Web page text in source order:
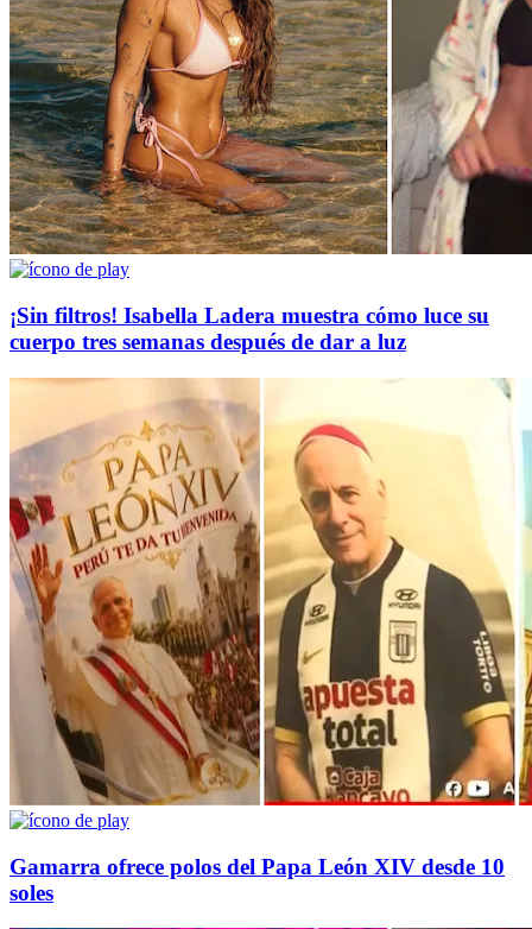
¡Sin filtros! Isabella Ladera muestra cómo luce su
cuerpo tres semanas después de dar a luz
Gamarra ofrece polos del Papa León XIV desde 10
soles